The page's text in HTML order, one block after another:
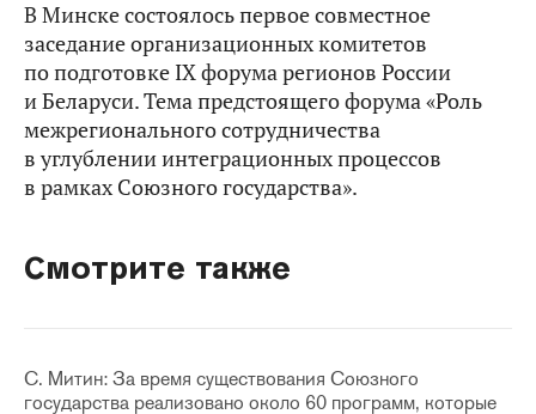
В Минске состоялось первое совместное
заседание организационных комитетов
по подготовке IX форума регионов России
и Беларуси. Тема предстоящего форума «Роль
межрегионального сотрудничества
в углублении интеграционных процессов
в рамках Союзного государства».
Смотрите также
С. Митин: За время существования Союзного
государства реализовано около 60 программ, которые